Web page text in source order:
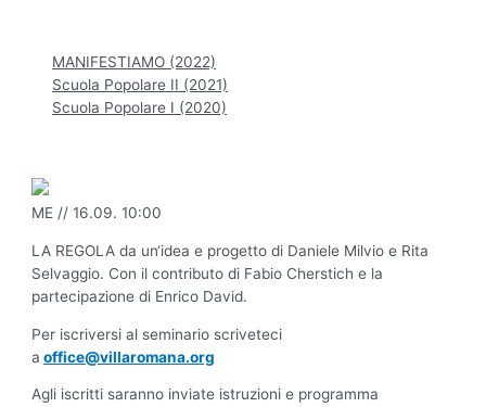
MANIFESTIAMO (2022)
Scuola Popolare II (2021)
Scuola Popolare I (2020)
ME // 16.09. 10:00
LA REGOLA da un‘idea e progetto di Daniele Milvio e Rita
Selvaggio. Con il contributo di Fabio Cherstich e la
partecipazione di Enrico David.
Per iscriversi al seminario scriveteci
a office@villaromana.org
Agli iscritti saranno inviate istruzioni e programma